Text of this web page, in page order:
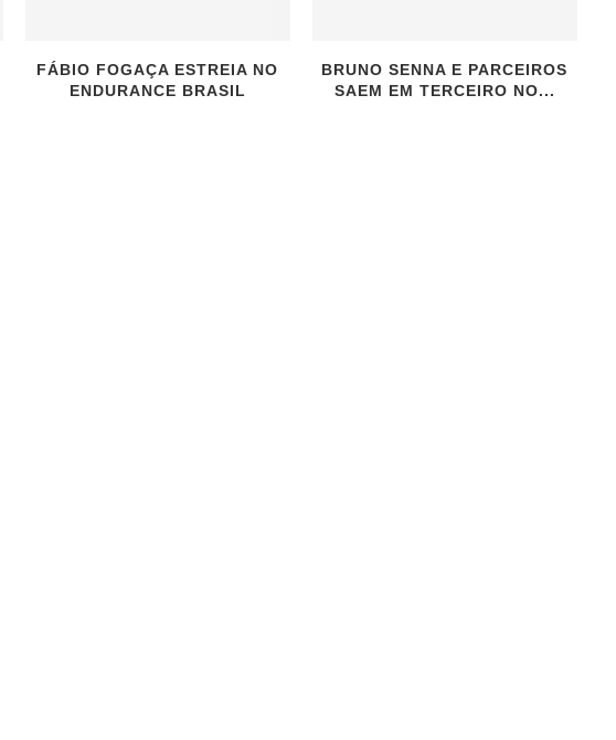
FÁBIO FOGAÇA ESTREIA NO
ENDURANCE BRASIL
BRUNO SENNA E PARCEIROS
SAEM EM TERCEIRO NO...